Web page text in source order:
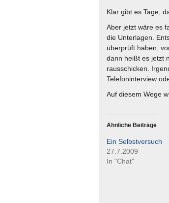
Klar gibt es Tage,
Aber jetzt wäre es
die Unterlagen.
überprüft haben,
dann heißt es jetzt
rausschicken.
Telefoninterview
Auf diesem Wege
Ähnliche Beiträge
Ein Selbstversuch
27.7.2009
In "Chat"